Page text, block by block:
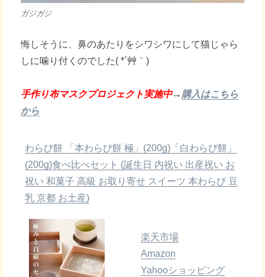
ガジガジ
悔しそうに、鼻のあたりをシワシワにして猫じゃら
しに噛り付くのでした( *´艸｀)
手作り布マスクプロジェクト実施中→ 購入はこちら
から
わらび餅 「本わらび餅 極」(200g)「白わらび餅」
(200g)食べ比べセット (誕生日 内祝い 出産祝い お
祝い 和菓子 高級 お取り寄せ スイーツ 本わらび 豆
乳 京都 お土産)
楽天市場
Amazon
Yahooショッピング